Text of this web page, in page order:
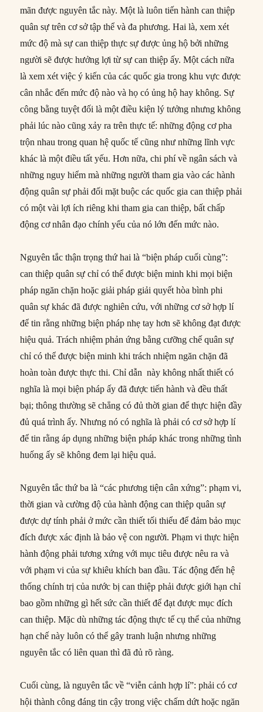
mãn được nguyên tắc này. Một là luôn tiến hành can thiệp
quân sự trên cơ sở tập thể và đa phương. Hai là, xem xét
mức độ mà sự can thiệp thực sự được ủng hộ bởi những
người sẽ được hưởng lợi từ sự can thiệp ấy. Một cách nữa
là xem xét việc ý kiến của các quốc gia trong khu vực được
cân nhắc đến mức độ nào và họ có ủng hộ hay không. Sự
công bằng tuyệt đối là một điều kiện lý tưởng nhưng không
phải lúc nào cũng xảy ra trên thực tế: những động cơ pha
trộn nhau trong quan hệ quốc tế cũng như những lĩnh vực
khác là một điều tất yếu. Hơn nữa, chi phí về ngân sách và
những nguy hiểm mà những người tham gia vào các hành
động quân sự phải đối mặt buộc các quốc gia can thiệp phải
có một vài lợi ích riêng khi tham gia can thiệp, bất chấp
động cơ nhân đạo chính yếu của nó lớn đến mức nào.
Nguyên tắc thận trọng thứ hai là “biện pháp cuối cùng”:
can thiệp quân sự chỉ có thể được biện minh khi mọi biện
pháp ngăn chặn hoặc giải pháp giải quyết hòa bình phi
quân sự khác đã được nghiên cứu, với những cơ sở hợp lí
để tin rằng những biện pháp nhẹ tay hơn sẽ không đạt được
hiệu quả. Trách nhiệm phản ứng bằng cưỡng chế quân sự
chỉ có thể được biện minh khi trách nhiệm ngăn chặn đã
hoàn toàn được thực thi. Chỉ dẫn này không nhất thiết có
nghĩa là mọi biện pháp ấy đã được tiến hành và đều thất
bại; thông thường sẽ chẳng có đủ thời gian để thực hiện đầy
đủ quá trình ấy. Nhưng nó có nghĩa là phải có cơ sở hợp lí
để tin rằng áp dụng những biện pháp khác trong những tình
huống ấy sẽ không đem lại hiệu quả.
Nguyên tắc thứ ba là “các phương tiện cân xứng”: phạm vi,
thời gian và cường độ của hành động can thiệp quân sự
được dự tính phải ở mức cần thiết tối thiểu để đảm bảo mục
đích được xác định là bảo vệ con người. Phạm vi thực hiện
hành động phải tương xứng với mục tiêu được nêu ra và
với phạm vi của sự khiêu khích ban đầu. Tác động đến hệ
thống chính trị của nước bị can thiệp phải được giới hạn chỉ
bao gồm những gì hết sức cần thiết để đạt được mục đích
can thiệp. Mặc dù những tác động thực tế cụ thể của những
hạn chế này luôn có thể gây tranh luận nhưng những
nguyên tắc có liên quan thì đã đủ rõ ràng.
Cuối cùng, là nguyên tắc về “viễn cảnh hợp lí”: phải có cơ
hội thành công đáng tin cậy trong việc chấm dứt hoặc ngăn